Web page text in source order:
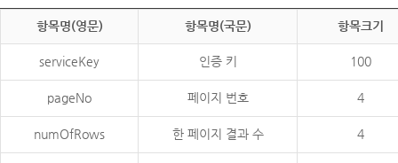
항목명(영문) 항목명(국문) 항목크기
serviceKey 인증 키 100
pageNo 페이지 번호 4
numOfRows 한 페이지 결과 수 4